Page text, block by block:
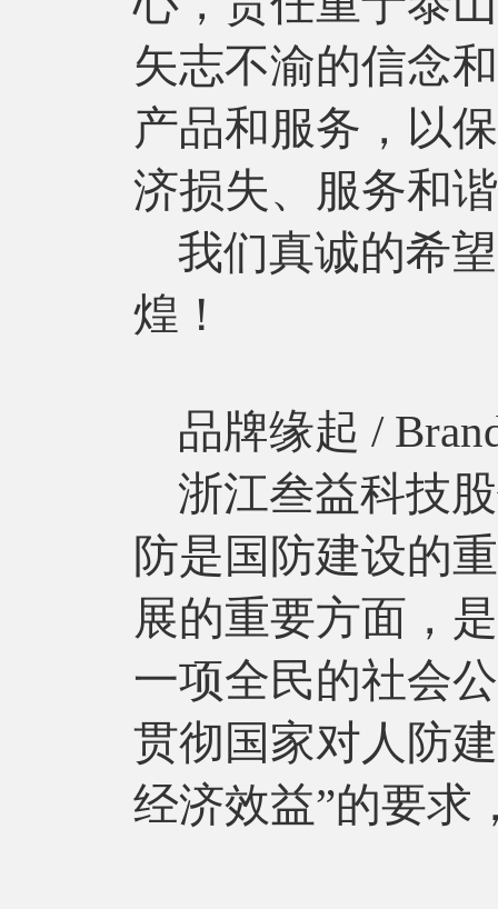
矢志不渝的信念
产品和服务，以
济损失、服务和
我们真诚的希
煌！
品牌缘起 /
浙江叁益科技
防是国防建设的
展的重要方面，
一项全民的社会
贯彻国家对人防
经济效益”的要求